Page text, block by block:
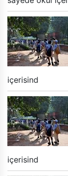
içerisind
içerisind